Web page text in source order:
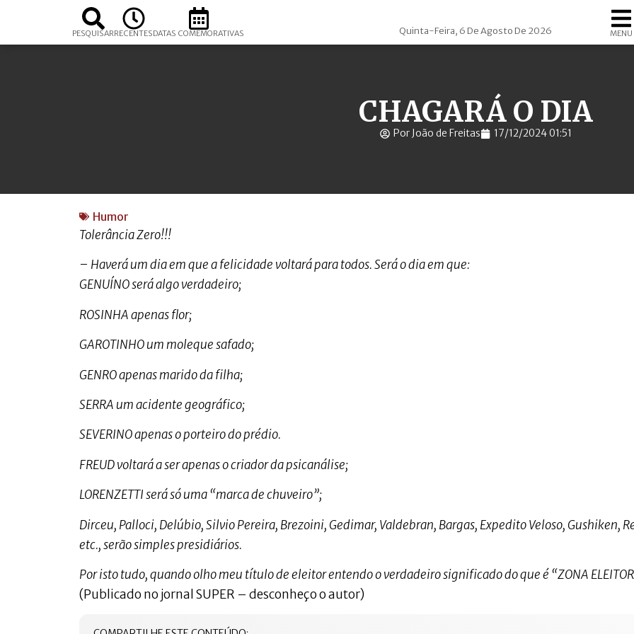
PESQUISARRECENTESDATAS COMEMORATIVAS Quinta-Feira, 6 De Agosto De 2026 MENU
CHAGARÁ O DIA
Por João de Freitas 17/12/2024 01:51
Humor
Tolerância Zero!!!
– Haverá um dia em que a felicidade voltará para todos. Será o dia em que:
GENUÍNO será algo verdadeiro;
ROSINHA apenas flor;
GAROTINHO um moleque safado;
GENRO apenas marido da filha;
SERRA um acidente geográfico;
SEVERINO apenas o porteiro do prédio.
FREUD voltará a ser apenas o criador da psicanálise;
LORENZETTI será só uma “marca de chuveiro”;
Dirceu, Palloci, Delúbio, Silvio Pereira, Brezoini, Gedimar, Valdebran, Bargas, Expedito Veloso, Gushiken,
etc., serão simples presidiários.
Por isto tudo, quando olho meu título de eleitor entendo o verdadeiro significado do que é “ZONA
(Publicado no jornal SUPER – desconheço o autor)